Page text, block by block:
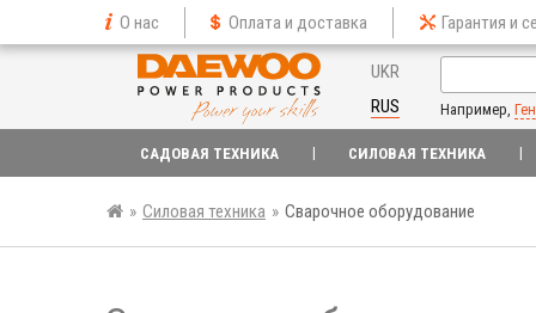
О нас Оплата и доставка Гарантия и
UKR
RUS
Например,
САДОВАЯ ТЕХНИКА СИЛОВАЯ ТЕХНИКА
» Силовая техника » Сварочное оборудование